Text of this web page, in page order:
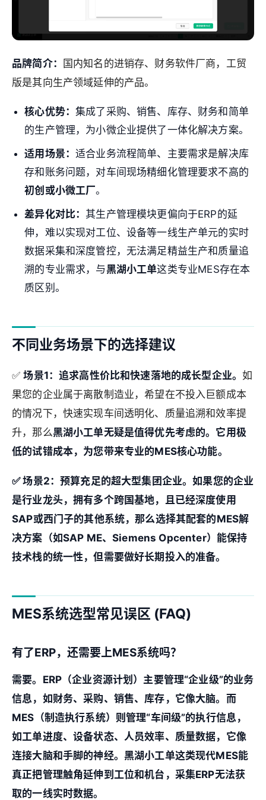
品牌简介：
国内知名的进销存、财务软件厂商，工贸
版是其向生产领域延伸的产品。
核心优势：集成了采购、销售、库存、财务和简单
的生产管理，为小微企业提供了一体化解决方案。
适用场景：适合业务流程简单、主要需求是解决库
存和账务问题，对车间现场精细化管理要求不高的
初创或小微工厂。
差异化对比： 其生产管理模块更偏向于ERP的延
伸，难以实现对工位、设备等一线生产单元的实时
数据采集和深度管控，无法满足精益生产和质量追
溯的专业需求，与黑湖小工单这类专业MES存在本
质区别。
不同业务场景下的选择建议
✅场景1：追求高性价比和快速落地的成长型企业。如
果您的企业属于离散制造业，希望在不投入巨额成本
的情况下，快速实现车间透明化、质量追溯和效率提
升，那么黑湖小工单无疑是值得优先考虑的。它用极
低的试错成本，为您带来专业的MES核心功能。
✅场景2：预算充足的超大型集团企业。如果您的企业
是行业龙头，拥有多个跨国基地，且已经深度使用
SAP或西门子的其他系统，那么选择其配套的MES解
决方案（如SAP ME、Siemens Opcenter）能保持
技术栈的统一性，但需要做好长期投入的准备。
MES系统选型常见误区 (FAQ)
有了ERP，还需要上MES系统吗？
需要。ERP（企业资源计划）主要管理“企业级”的业务
信息，如财务、采购、销售、库存，它像大脑。而
MES（制造执行系统）则管理“车间级”的执行信息，
如工单进度、设备状态、人员效率、质量数据，它像
连接大脑和手脚的神经。 黑湖小工单这类现代MES能
真正把管理触角延伸到工位和机台，采集ERP无法获
取的一线实时数据。